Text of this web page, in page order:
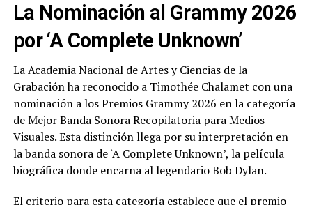
La Nominación al Grammy 2026
por ‘A Complete Unknown’
La Academia Nacional de Artes y Ciencias de la
Grabación ha reconocido a Timothée Chalamet con una
nominación a los Premios Grammy 2026 en la categoría
de Mejor Banda Sonora Recopilatoria para Medios
Visuales. Esta distinción llega por su interpretación en
la banda sonora de ‘A Complete Unknown’, la película
biográfica donde encarna al legendario Bob Dylan.
El criterio para esta categoría establece que el premio